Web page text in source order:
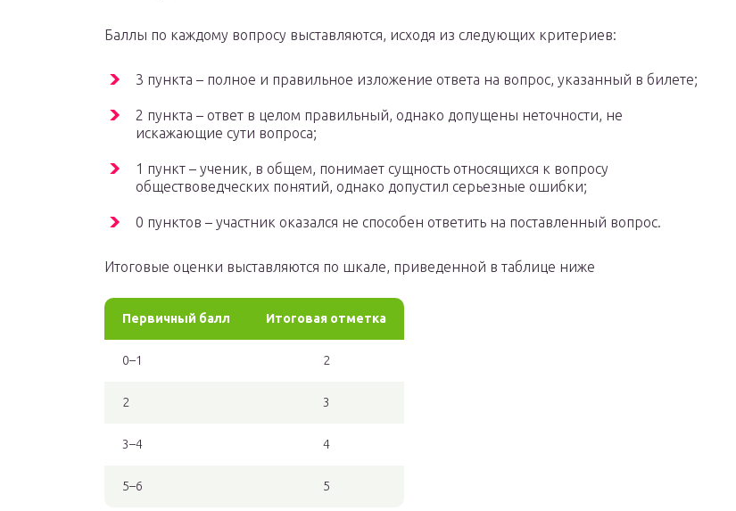
Баллы по каждому вопросу выставляются, исходя из следующих критериев:
3 пункта – полное и правильное изложение ответа на вопрос, указанный в билете;
2 пункта – ответ в целом правильный, однако допущены неточности, не
искажающие сути вопроса;
1 пункт – ученик, в общем, понимает сущность относящихся к вопросу
обществоведческих понятий, однако допустил серьезные ошибки;
0 пунктов – участник оказался не способен ответить на поставленный вопрос.
Итоговые оценки выставляются по шкале, приведенной в таблице ниже
Первичный балл Итоговая отметка
0–1 2
2 3
3–4 4
5–6 5